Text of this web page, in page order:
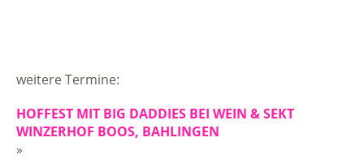
weitere Termine:
HOFFEST MIT BIG DADDIES BEI WEIN & SEKT
WINZERHOF BOOS, BAHLINGEN
»